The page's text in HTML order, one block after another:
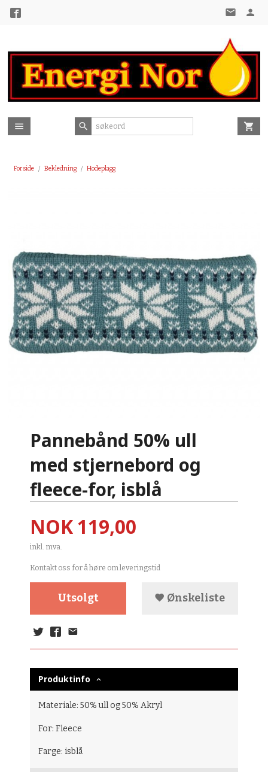
Forside Bekledning Hodeplagg
Pannebånd 50% ull
med stjernebord og
fleece-for, isblå
Pris
NOK119,00
inkl. mva.
Kontakt oss for å høre om leveringstid
Utsolgt Ønskeliste
Produktinfo
Materiale: 50% ull og 50% Akryl
For: Fleece
Farge: isblå